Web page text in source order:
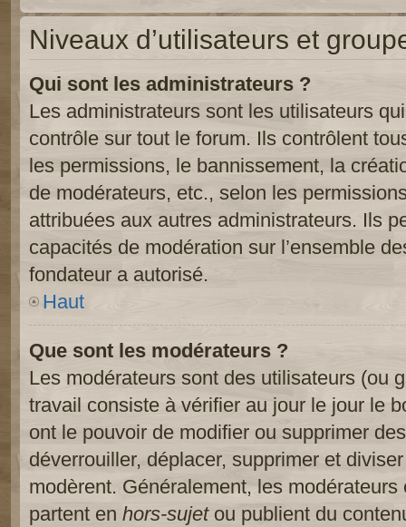
Niveaux d’utilisateurs et
Qui sont les administrateurs ?
Les administrateurs sont les utilisateurs
contrôle sur tout le forum. Ils contrôlent
les permissions, le bannissement, la
de modérateurs, etc., selon les
attribuées aux autres administrateurs. Ils
capacités de modération sur l’ensemble
fondateur a autorisé.
Haut
Que sont les modérateurs ?
Les modérateurs sont des utilisateurs (ou
travail consiste à vérifier au jour le jour le
ont le pouvoir de modifier ou supprimer
déverrouiller, déplacer, supprimer et
modèrent. Généralement, les
partent en hors-sujetou publient du